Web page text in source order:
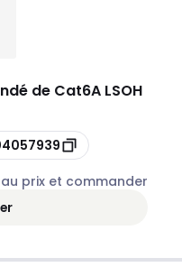
de Cat6A LSOH
prix et commander